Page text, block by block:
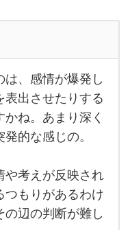
、感情が爆発し
表出させたりする
ね。あまり深く
的な感じの。
や考えが反映され
つもりがあるわけ
辺の判断が難し